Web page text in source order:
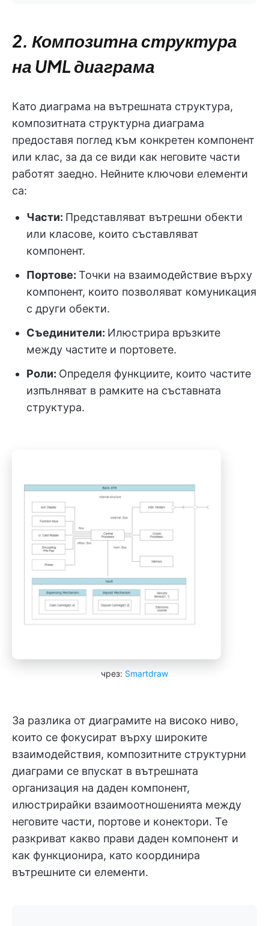
2. Композитна структура
на UML диаграма
Като диаграма на вътрешната структура,
композитната структурна диаграма
предоставя поглед към конкретен компонент
или клас, за да се види как неговите части
работят заедно. Нейните ключови елементи
са:
Части: Представляват вътрешни обекти
или класове, които съставляват
компонент.
Портове: Точки на взаимодействие върху
компонент, които позволяват комуникация
с други обекти.
Съединители: Илюстрира връзките
между частите и портовете.
Роли: Определя функциите, които частите
изпълняват в рамките на съставната
структура.
чрез: Smartdraw
За разлика от диаграмите на високо ниво,
които се фокусират върху широките
взаимодействия, композитните структурни
диаграми се впускат в вътрешната
организация на даден компонент,
илюстрирайки взаимоотношенията между
неговите части, портове и конектори. Те
разкриват какво прави даден компонент и
как функционира, като координира
вътрешните си елементи.